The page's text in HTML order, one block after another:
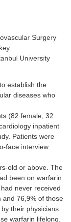
Surgery
University
establish the
diseases who
(82 female, 32
inpatient
Patients were
face interview
old or above. The
been on warfarin
never received
and 76,9% of those
their physicians.
warfarin lifelong.